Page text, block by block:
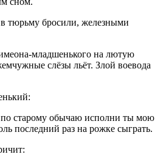
тюрьму бросили, железными
младшенького на лютую
слёзы льёт. Злой воевода
старому обычаю исполни ты мою
последний раз на рожке сыграть.